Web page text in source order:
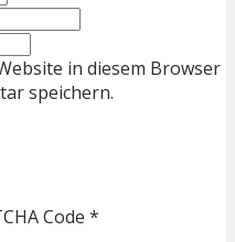
in diesem Browser
speichern.
Code *